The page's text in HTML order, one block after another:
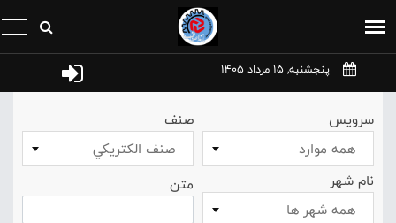
پنجشنبه, 15 مرداد 1405
سرویس
همه موارد
صنف
صنف الکتريکي
نام شهر
همه شهر ها
متن